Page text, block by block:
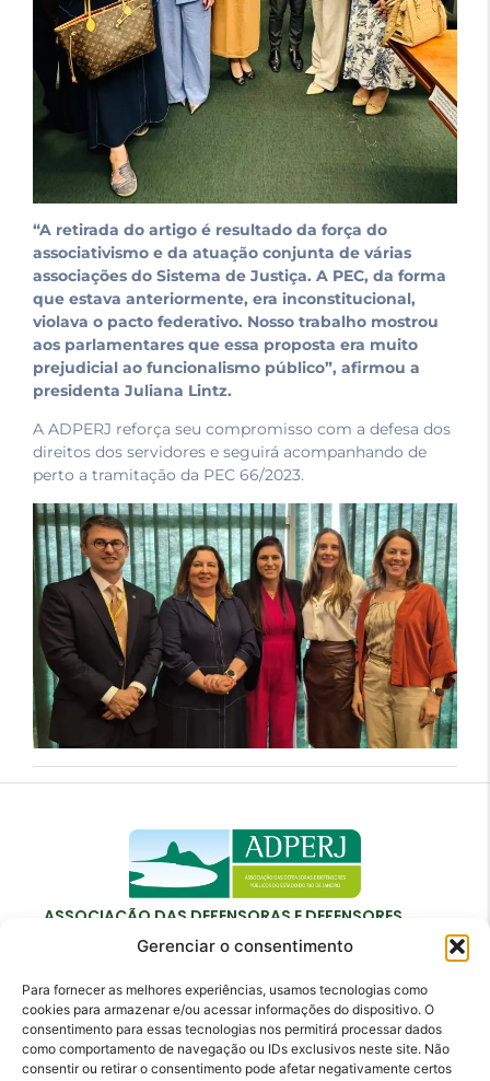
Gerenciar o consentimento
Para fornecer as melhores experiências, usamos tecnologias como
cookies para armazenar e/ou acessar informações do dispositivo. O
consentimento para essas tecnologias nos permitirá processar dados
como comportamento de navegação ou IDs exclusivos neste site. Não
consentir ou retirar o consentimento pode afetar negativamente certos
“A retirada do artigo é resultado da força do
associativismo e da atuação conjunta de várias
associações do Sistema de Justiça. A PEC, da forma
que estava anteriormente, era inconstitucional,
violava o pacto federativo. Nosso trabalho mostrou
aos parlamentares que essa proposta era muito
prejudicial ao funcionalismo público”, afirmou a
presidenta Juliana Lintz.
A ADPERJ reforça seu compromisso com a defesa dos
direitos dos servidores e seguirá acompanhando de
perto a tramitação da PEC 66/2023.
ASSOCIAÇÃO DAS DEFENSORAS E DEFENSORES
PÚBLICOS DO ESTADO DO RIO DE JANEIRO
Contato